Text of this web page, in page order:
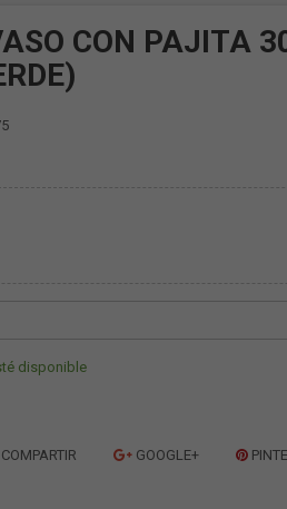
CON PAJITA
disponible
COMPARTIR GOOGLE+